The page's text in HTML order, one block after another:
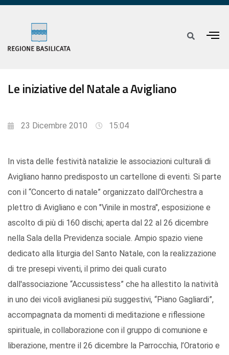
Le iniziative del Natale a Avigliano
23 Dicembre 2010 15:04
In vista delle festività natalizie le associazioni culturali di
Avigliano hanno predisposto un cartellone di eventi. Si parte
con il “Concerto di natale” organizzato dall'Orchestra a
plettro di Avigliano e con "Vinile in mostra", esposizione e
ascolto di più di 160 dischi; aperta dal 22 al 26 dicembre
nella Sala della Previdenza sociale. Ampio spazio viene
dedicato alla liturgia del Santo Natale, con la realizzazione
di tre presepi viventi, il primo dei quali curato
dall'associazione “Accussistess” che ha allestito la natività
in uno dei vicoli aviglianesi più suggestivi, “Piano Gagliardi”,
accompagnata da momenti di meditazione e riflessione
spirituale, in collaborazione con il gruppo di comunione e
liberazione, mentre il 26 dicembre la Parrocchia, l’Oratorio e